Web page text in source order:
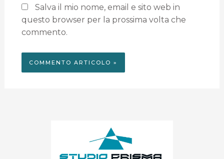
Salva il mio nome, email e sito web in
questo browser per la prossima volta che
commento.